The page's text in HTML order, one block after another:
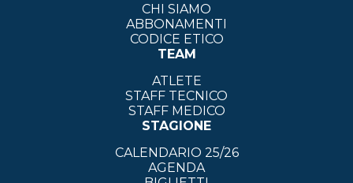
CHI SIAMO
ABBONAMENTI
CODICE ETICO
TEAM
ATLETE
STAFF TECNICO
STAFF MEDICO
STAGIONE
CALENDARIO 25/26
AGENDA